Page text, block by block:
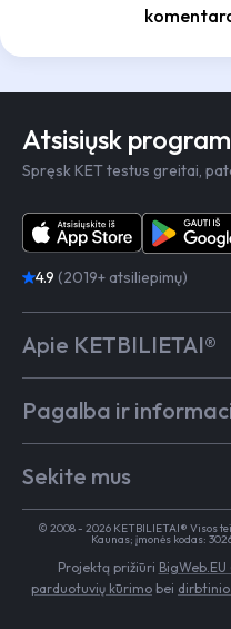
Atsisiųsk
Spręsk KET testus greitai,
4.9 (2019+ atsiliepimų)
Apie KETBILIETAI®
Kaip mokytis
Testai
Test in English
Kontaktai
Vairavimo mokykloms
Apie KETBILIETAI®
Pagalba ir
Dažniausiai užduodami
Egzaminai Regitroje
Medicininė pažyma
Naujienos
Sekite mus
TikTok
Facebook
Instagram
© 2008 - 2026 KETBILIETAI® Visos
Kaunas; įmonės kodas:
Projektą prižiūri BigWeb.EU
parduotuvių kūrimo bei